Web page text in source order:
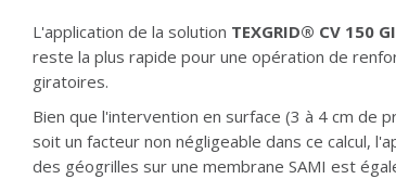
L'application de la solution TEXGRID® CV 150
reste la plus rapide pour une opération de
giratoires.
Bien que l'intervention en surface (3 à 4 cm de
soit un facteur non négligeable dans ce calcul,
des géogrilles sur une membrane SAMI est